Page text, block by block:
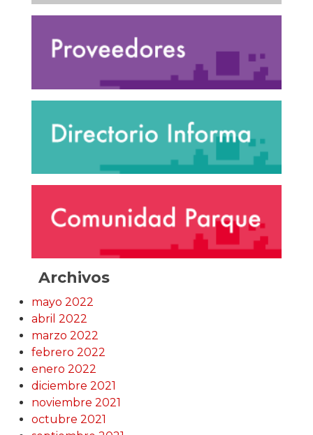
Archivos
mayo 2022
abril 2022
marzo 2022
febrero 2022
enero 2022
diciembre 2021
noviembre 2021
octubre 2021